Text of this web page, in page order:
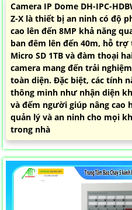
Camera IP Dome DH-IPC-
Z-X là thiết bị an ninh có độ
cao lên đến 8MP khả năng
ban đêm lên đến 40m, hỗ trợ
Micro SD 1TB và đàm thoại
camera mang đến trải
toàn diện. Đặc biệt, các tính
thông minh như nhận diện
và đếm người giúp nâng cao
quản lý và an ninh cho mọi
trong nhà